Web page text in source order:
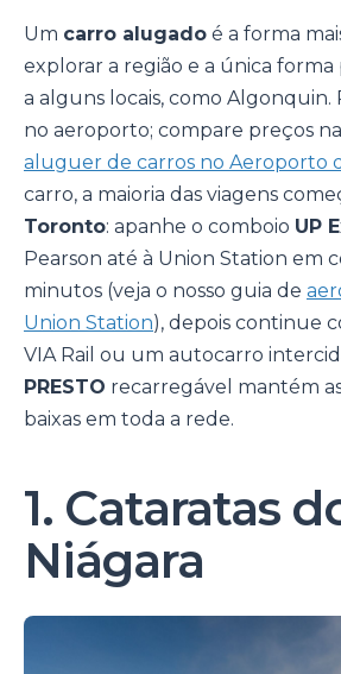
Um carro alugado é a forma
explorar a região e a única
a alguns locais, como
no aeroporto; compare preços
aluguer de carros no Aeroporto
carro, a maioria das viagens
Toronto: apanhe o comboio UP
Pearson até à Union Station em
minutos (veja o nosso guia de
Union Station), depois continue
VIA Rail ou um autocarro
PRESTO recarregável mantém
baixas em toda a rede.
1. Cataratas
Niágara